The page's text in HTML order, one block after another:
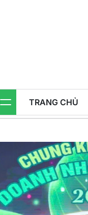
TRANG CHỦ